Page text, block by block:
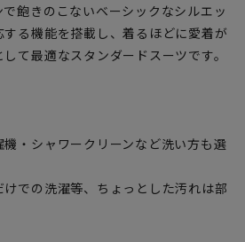
飽きのこないベーシックなシルエッ
する機能を搭載し、着るほどに愛着が
て最適なスタンダードスーツです。
・シャワークリーンなど洗い方も選
での洗濯等、ちょっとした汚れは部